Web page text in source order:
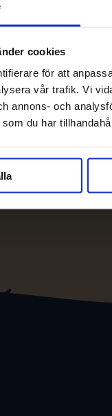
cookies
för att
vår trafik. Vi
annons- och
du har